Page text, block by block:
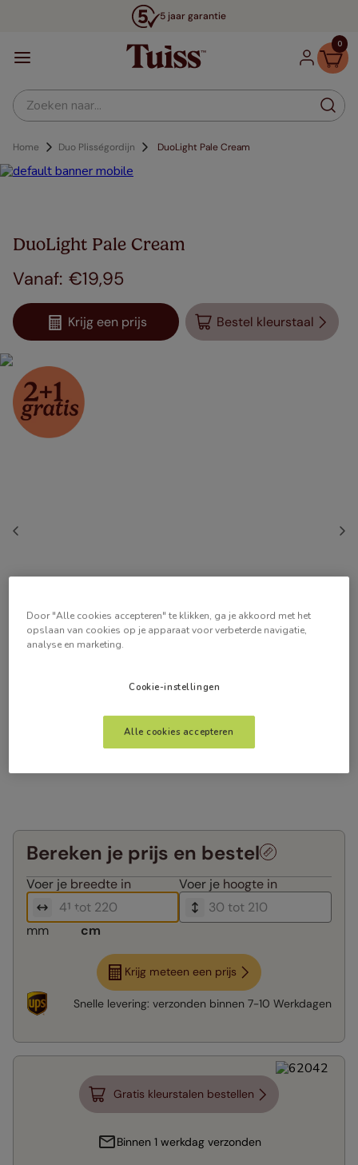
5 jaar garantie
0
Zoeken naar...
Home Duo Plisségordijn DuoLight Pale Cream
DuoLight Pale Cream
€19,95
Krijg een prijs Bestel kleurstaal
Bereken je prijs en bestel
Voer je breedte in Voer je hoogte in
mm cm
Krijg meteen een prijs
Snelle levering: verzonden binnen 7-10 Werkdagen
Gratis kleurstalen bestellen
Binnen 1 werkdag verzonden
Door "Alle cookies accepteren" te klikken, ga je akkoord met het
opslaan van cookies op je apparaat voor verbeterde navigatie,
analyse en marketing.
Cookie-instellingen
Alle cookies accepteren